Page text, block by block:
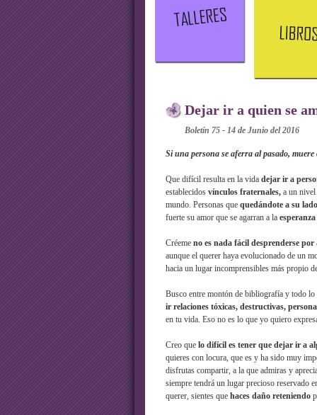
Dejar ir a quien se
Boletín 75 - 14 de Junio del 2016
Si una persona se aferra al pasado, muere
Que difícil resulta en la vida dejar ir a
establecidos vínculos fraternales,a un nivel
mundo. Personas que quedándote a su
fuerte su amor que se agarran a la esperanza
Créeme no es nada fácil desprenderse por
aunque el querer haya evolucionado de un
hacia un lugar incomprensibles más propio
Busco entre montón de bibliografía y todo lo
ir relaciones tóxicas, destructivas,
en tu vida. Eso no es lo que yo quiero
Creo que lo difícil es tener que dejar ir a
quieres con locura, que es y ha sido muy
disfrutas compartir, a la que admiras y
siempre tendrá un lugar precioso reservado
querer, sientes que haces daño reteniendo